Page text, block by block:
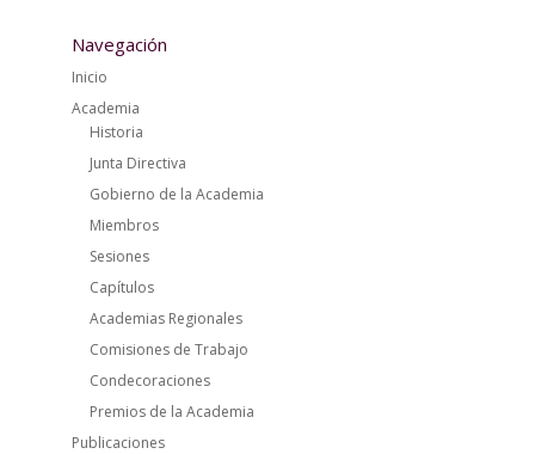
Navegación
Inicio
Academia
Historia
Junta Directiva
Gobierno de la Academia
Miembros
Sesiones
Capítulos
Academias Regionales
Comisiones de Trabajo
Condecoraciones
Premios de la Academia
Publicaciones